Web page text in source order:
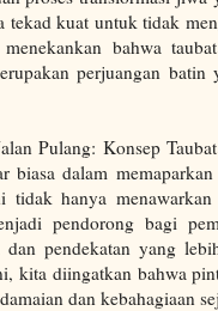
tekad kuat untuk tidak
bahwa
perjuangan batin
Pulang: Konsep
biasa dalam
hanya menawarkan
pendorong bagi
pendekatan yang
kita diingatkan bahwa
dan kebahagiaan